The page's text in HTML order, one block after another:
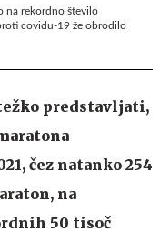
na rekordno število
covidu-19 že obrodilo
predstavljati,
čez natanko 254
na
50 tisoč